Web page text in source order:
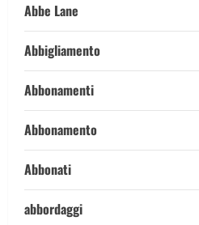
Abbe Lane
Abbigliamento
Abbonamenti
Abbonamento
Abbonati
abbordaggi